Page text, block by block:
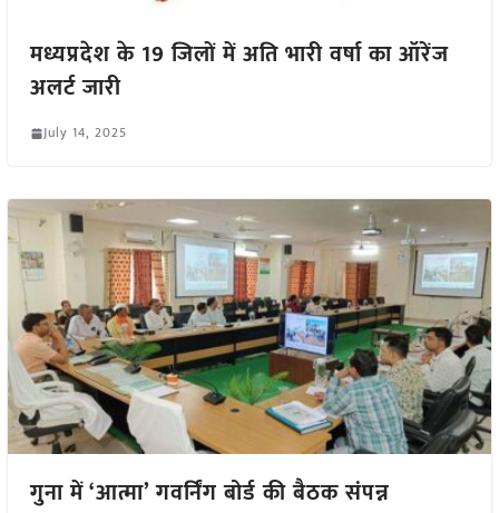
मध्यप्रदेश के 19 जिलों में अति भारी वर्षा का ऑरेंज
अलर्ट जारी
July 14, 2025
गुना में ‘आत्मा’ गवर्निंग बोर्ड की बैठक संपन्न